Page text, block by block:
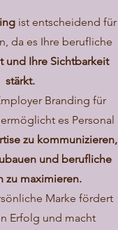
ist entscheidend für
da es Ihre berufliche
und Ihre Sichtbarkeit
stärkt.
Branding für
es Personal
zu kommunizieren,
und berufliche
zu maximieren.
Marke fördert
Erfolg und macht